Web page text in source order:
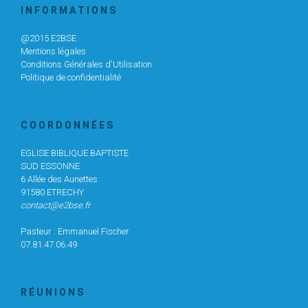
I N F O R M A T I O N S
@2015 E2BSE
Mentions légales
Conditions Générales d'Utilisation
Politique de confidentialité
C O O R D O N N É E S
EGLISE BIBLIQUE BAPTISTE
SUD ESSONNE
6 Allée des Aunettes
91580 ETRECHY
contact@e2bse.fr
Pasteur : Emmanuel Fischer
07.81.47.06.49
R É U N I O N S